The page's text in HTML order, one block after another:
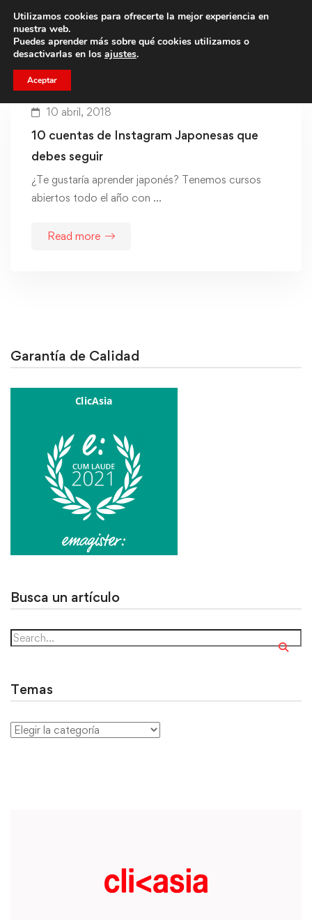
Trae a un amigo y llevaos un total de 75€ de descuento.
10 abril, 2018
10 cuentas de Instagram Japonesas que
debes seguir
¿Te gustaría aprender japonés? Tenemos cursos
abiertos todo el año con …
Read more
Garantía de Calidad
Busca un artículo
Temas
Utilizamos cookies para ofrecerte la mejor experiencia en
nuestra web.
Puedes aprender más sobre qué cookies utilizamos o
desactivarlas en los ajustes.
Aceptar